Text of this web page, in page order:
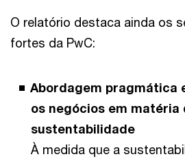
O relatório destaca ainda os
fortes da PwC:
Abordagem pragmática
os negócios em matéria
sustentabilidade
À medida que a